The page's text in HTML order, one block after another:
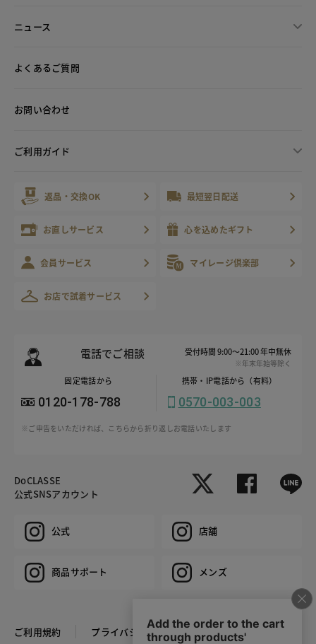
ニュース
よくあるご質問
お問い合わせ
ご利用ガイド
返品・交換OK 最短翌日配送
お直しサービス 心を込めたギフト
会員サービス マイレージ倶楽部
お店で試着サービス
電話でご相談 受付時間 9:00～21:00 年中無休
※年末年始等除く
固定電話から
0120-178-788
携帯・IP電話から（有料）
0570-003-003
※ご申告をいただければ、こちらから折り返しお電話いたします
DoCLASSE
公式SNSアカウント
公式 店舗
商品サポート メンズ
ご利用規約 プライバシーポリシー